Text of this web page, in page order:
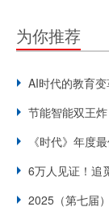
为你推荐
AI时代的教育
节能智能双王
《时代》年度
6万人见证！追
2025（第七届